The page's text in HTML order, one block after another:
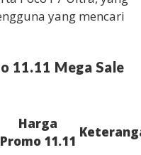
yang mencari
11.11 Mega Sale
Harga
Promo 11.11